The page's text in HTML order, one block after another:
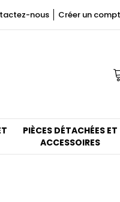
nous Créer un
PIÈCES DÉTACHÉES ET
ACCESSOIRES